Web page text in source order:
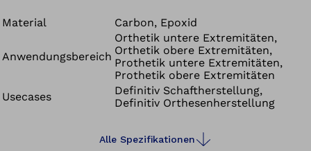
Material
Carbon, Epoxid
Anwendungsbereich
Orthetik untere Extremitäten,
Orthetik obere Extremitäten,
Prothetik untere Extremitäten,
Prothetik obere Extremitäten
Usecases
Definitiv Schaftherstellung,
Definitiv Orthesenherstellung
Alle Spezifikationen